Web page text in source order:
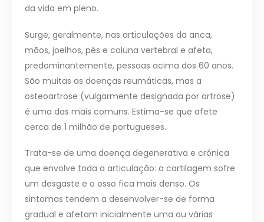
da vida em pleno.
Surge, geralmente, nas articulações da anca,
mãos, joelhos, pés e coluna vertebral e afeta,
predominantemente, pessoas acima dos 60 anos.
São muitas as doenças reumáticas, mas a
osteoartrose (vulgarmente designada por artrose)
é uma das mais comuns. Estima-se que afete
cerca de 1 milhão de portugueses.
Trata-se de uma doença degenerativa e crónica
que envolve toda a articulação: a cartilagem sofre
um desgaste e o osso fica mais denso. Os
sintomas tendem a desenvolver-se de forma
gradual e afetam inicialmente uma ou várias